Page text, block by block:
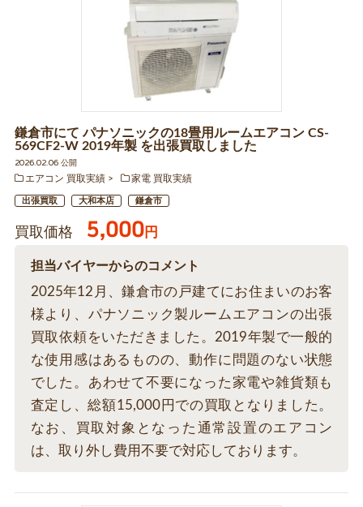
鎌倉市にて パナソニックの18畳用ルームエアコン CS-
569CF2-W 2019年製 を出張買取しました
2026.02.06 公開
エアコン 買取実績
家電 買取実績
出張買取 大和本店 鎌倉市
買取価格 5,000円
担当バイヤーからのコメント
2025年12月、鎌倉市の戸建てにお住まいのお客
様より、パナソニック製ルームエアコンの出張
買取依頼をいただきました。2019年製で一般的
な使用感はあるものの、動作に問題のない状態
でした。あわせて不要になった家電や雑貨類も
査定し、総額15,000円での買取となりました。
なお、買取対象となった通常設置のエアコン
は、取り外し費用不要で対応しております。